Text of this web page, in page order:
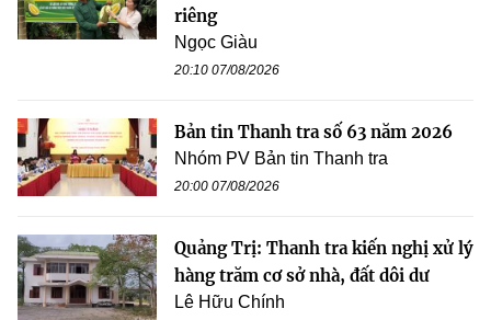
riêng
Ngọc Giàu
20:10 07/08/2026
Bản tin Thanh tra số 63 năm 2026
Nhóm PV Bản tin Thanh tra
20:00 07/08/2026
Quảng Trị: Thanh tra kiến nghị xử lý
hàng trăm cơ sở nhà, đất dôi dư
Lê Hữu Chính